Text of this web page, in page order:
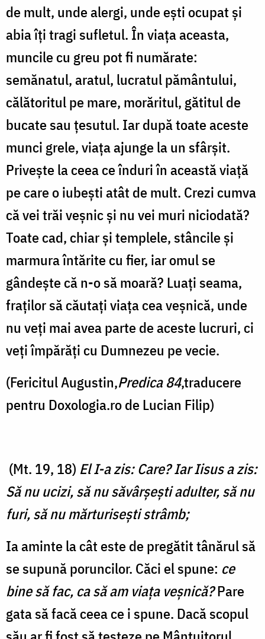
de mult, unde alergi, unde ești ocupat și
abia îți tragi sufletul. În viața aceasta,
muncile cu greu pot fi numărate:
semănatul, aratul, lucratul pământului,
călătoritul pe mare, morăritul, gătitul de
bucate sau țesutul. Iar după toate aceste
munci grele, viața ajunge la un sfârșit.
Privește la ceea ce înduri în această viață
pe care o iubești atât de mult. Crezi cumva
că vei trăi veșnic și nu vei muri niciodată?
Toate cad, chiar și templele, stâncile și
marmura întărite cu fier, iar omul se
gândește că n-o să moară? Luați seama,
fraților să căutați viața cea veșnică, unde
nu veți mai avea parte de aceste lucruri, ci
veți împărăți cu Dumnezeu pe vecie.
(Fericitul Augustin,Predica 84,traducere
pentru Doxologia.ro de Lucian Filip)
(Mt. 19, 18) El I-a zis: Care? Iar Iisus a zis:
Să nu ucizi, să nu săvârşeşti adulter, să nu
furi, să nu mărturiseşti strâmb;
Ia aminte la cât este de pregătit tânărul să
se supună poruncilor. Căci el spune: ce
bine să fac, ca să am viaţa veşnică?Pare
gata să facă ceea ce i spune. Dacă scopul